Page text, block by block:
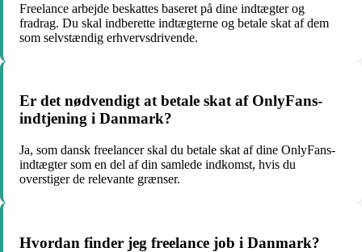
Freelance arbejde beskattes baseret på dine indtægter og
fradrag. Du skal indberette indtægterne og betale skat af dem
som selvstændig erhvervsdrivende.
Er det nødvendigt at betale skat af OnlyFans-
indtjening i Danmark?
Ja, som dansk freelancer skal du betale skat af dine OnlyFans-
indtægter som en del af din samlede indkomst, hvis du
overstiger de relevante grænser.
Hvordan finder jeg freelance job i Danmark?